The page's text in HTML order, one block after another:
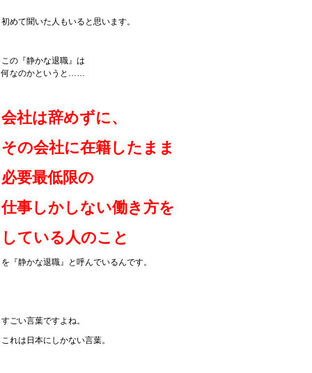
初めて聞いた人もいると思います。
この『静かな退職』は
何なのかというと……
会社は辞めずに、
その会社に在籍したまま
必要最低限の
仕事しかしない働き方を
している人のこと
を『静かな退職』と呼んでいるんです。
すごい言葉ですよね。
これは日本にしかない言葉。